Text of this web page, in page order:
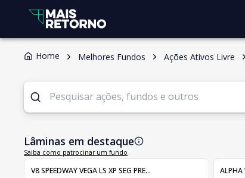
Home Melhores Fundos Ações Ativos Livre
Lâminas em destaque
Saiba como patrocinar um fundo
V8 SPEEDWAY VEGA LS XP SEG PRE... ALPHA